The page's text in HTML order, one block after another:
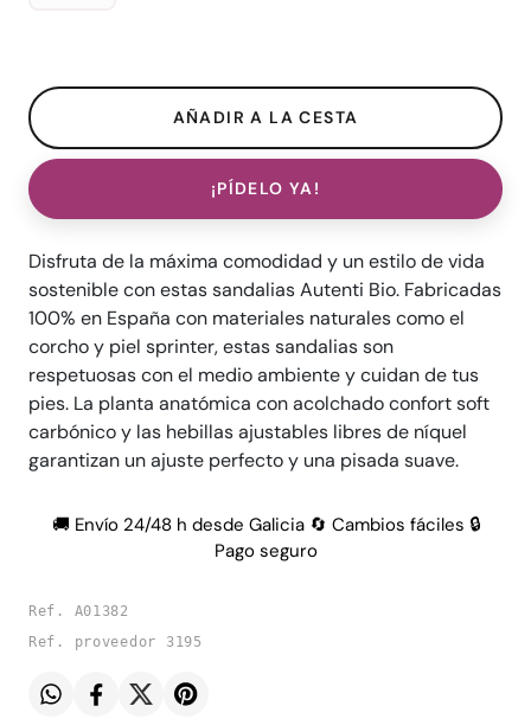
¡PÍDELO YA!
Disfruta de la máxima comodidad y un estilo de vida
sostenible con estas sandalias Autenti Bio. Fabricadas
100% en España con materiales naturales como el
corcho y piel sprinter, estas sandalias son
respetuosas con el medio ambiente y cuidan de tus
pies. La planta anatómica con acolchado confort soft
carbónico y las hebillas ajustables libres de níquel
garantizan un ajuste perfecto y una pisada suave.
🚚 Envío 24/48 h desde Galicia 🔄 Cambios fáciles 🔒
Pago seguro
Ref. A01382
Ref. proveedor 3195